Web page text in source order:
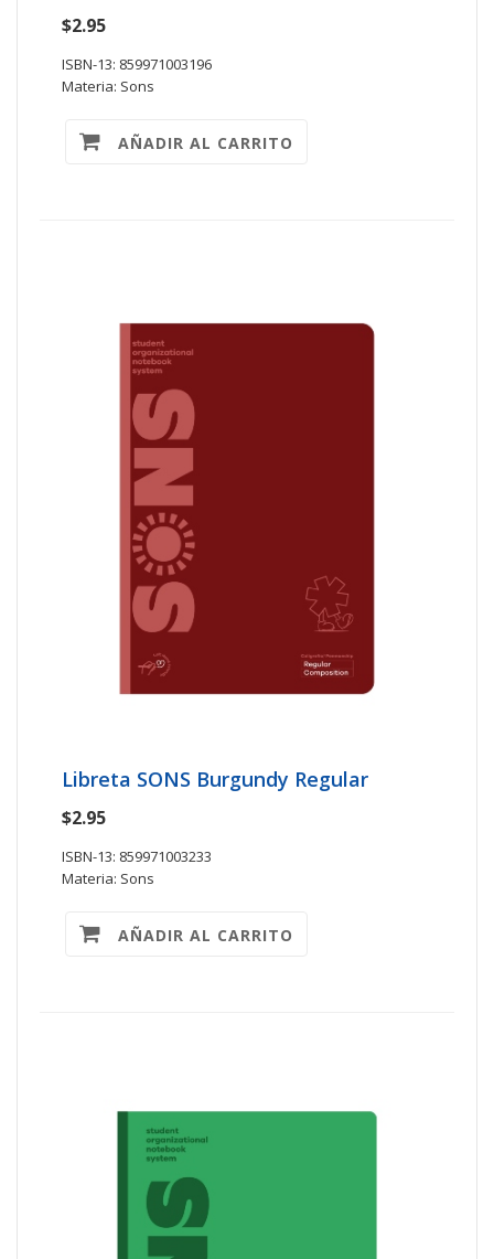
$2.95
ISBN-13: 859971003196
Materia: Sons
AÑADIR AL CARRITO
Libreta SONS Burgundy Regular
$2.95
ISBN-13: 859971003233
Materia: Sons
AÑADIR AL CARRITO